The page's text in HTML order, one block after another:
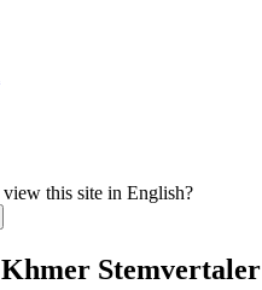
this site in English?
Stemvertaler